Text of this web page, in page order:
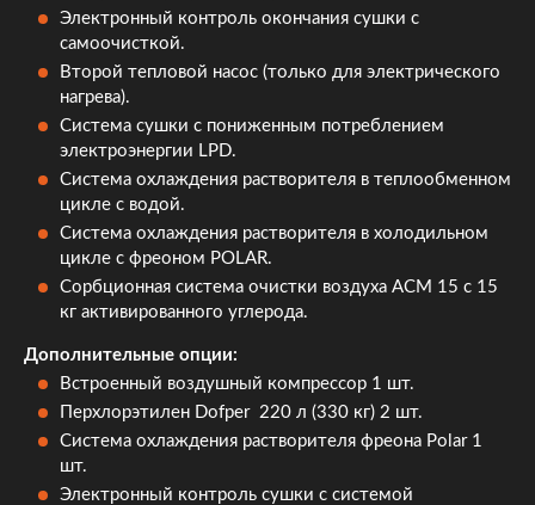
Электронный контроль окончания сушки с
самоочисткой.
Второй тепловой насос (только для электрического
нагрева).
Система сушки с пониженным потреблением
электроэнергии LPD.
Система охлаждения растворителя в теплообменном
цикле с водой.
Система охлаждения растворителя в холодильном
цикле с фреоном POLAR.
Сорбционная система очистки воздуха АСМ 15 с 15
кг активированного углерода.
Дополнительные опции:
Встроенный воздушный компрессор 1 шт.
Перхлорэтилен Dofper 220 л (330 кг) 2 шт.
Система охлаждения растворителя фреона Polar 1
шт.
Электронный контроль сушки с системой